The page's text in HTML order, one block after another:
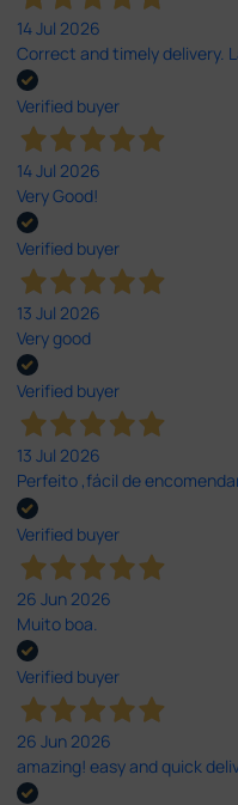
14 Jul 2026
Correct and timely delivery.
Verified buyer
14 Jul 2026
Very Good!
Verified buyer
13 Jul 2026
Very good
Verified buyer
13 Jul 2026
Perfeito ,fácil de
Verified buyer
26 Jun 2026
Muito boa.
Verified buyer
26 Jun 2026
amazing! easy and quick